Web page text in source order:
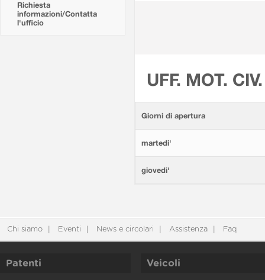
Richiesta
informazioni/Contatta
l'ufficio
UFF. MOT.
Giorni di apertura
martedi'
giovedi'
Chi siamo Eventi News e circolari Assistenza Faq
Patenti Veicoli